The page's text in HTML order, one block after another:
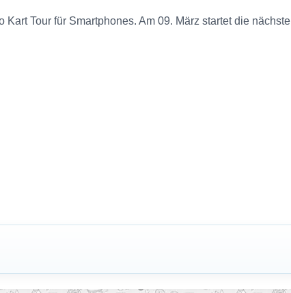
Tour für Smartphones. Am 09. März startet die